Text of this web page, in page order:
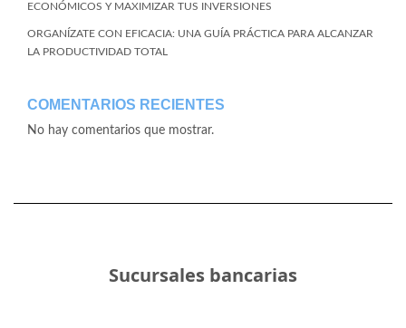
ECONÓMICOS Y MAXIMIZAR TUS INVERSIONES
ORGANÍZATE CON EFICACIA: UNA GUÍA PRÁCTICA PARA ALCANZAR
LA PRODUCTIVIDAD TOTAL
COMENTARIOS RECIENTES
No hay comentarios que mostrar.
Sucursales bancarias